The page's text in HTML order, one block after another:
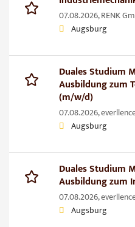
07.08.2026,RENK
Augsburg
Duales Studium
Ausbildung zum
(m/w/d)
07.08.2026,
Augsburg
Duales Studium
Ausbildung zum
07.08.2026,
Augsburg